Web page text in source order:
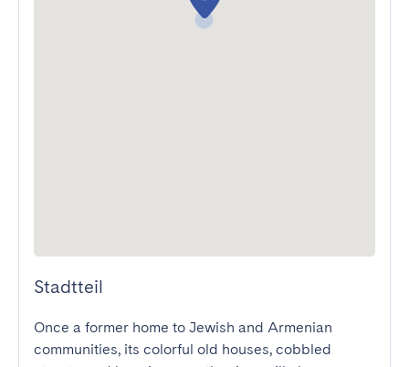
Stadtteil
Once a former home to Jewish and Armenian
communities, its colorful old houses, cobbled